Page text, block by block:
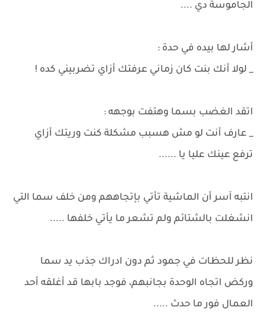
الجاموسة دي ....
أشار لها بيده في حدة :
_ لولا أنك بنت كان زماني عرفتك أزاي تضربيني كده !
اتقد الغضب بسما وهتفت بوجهه :
_ عارف أنت لو مش هسبب مشكلة كنت وريتك أزاي
ترفع عينك عليا يا ......
انتبه آسر أن الماشية تأتي بإتجاههم ومن خلف سما التي
انشغلت بالشتائم ولم تشعر ما يأتي خلفها .....
نظر للحظات في جمود ثم دون ادراك جذب يد سما
وركض اتجاه الوحدة بجانبهم، فوجد بابها قد أغلقه أحد
العمال فور ما حدث .....